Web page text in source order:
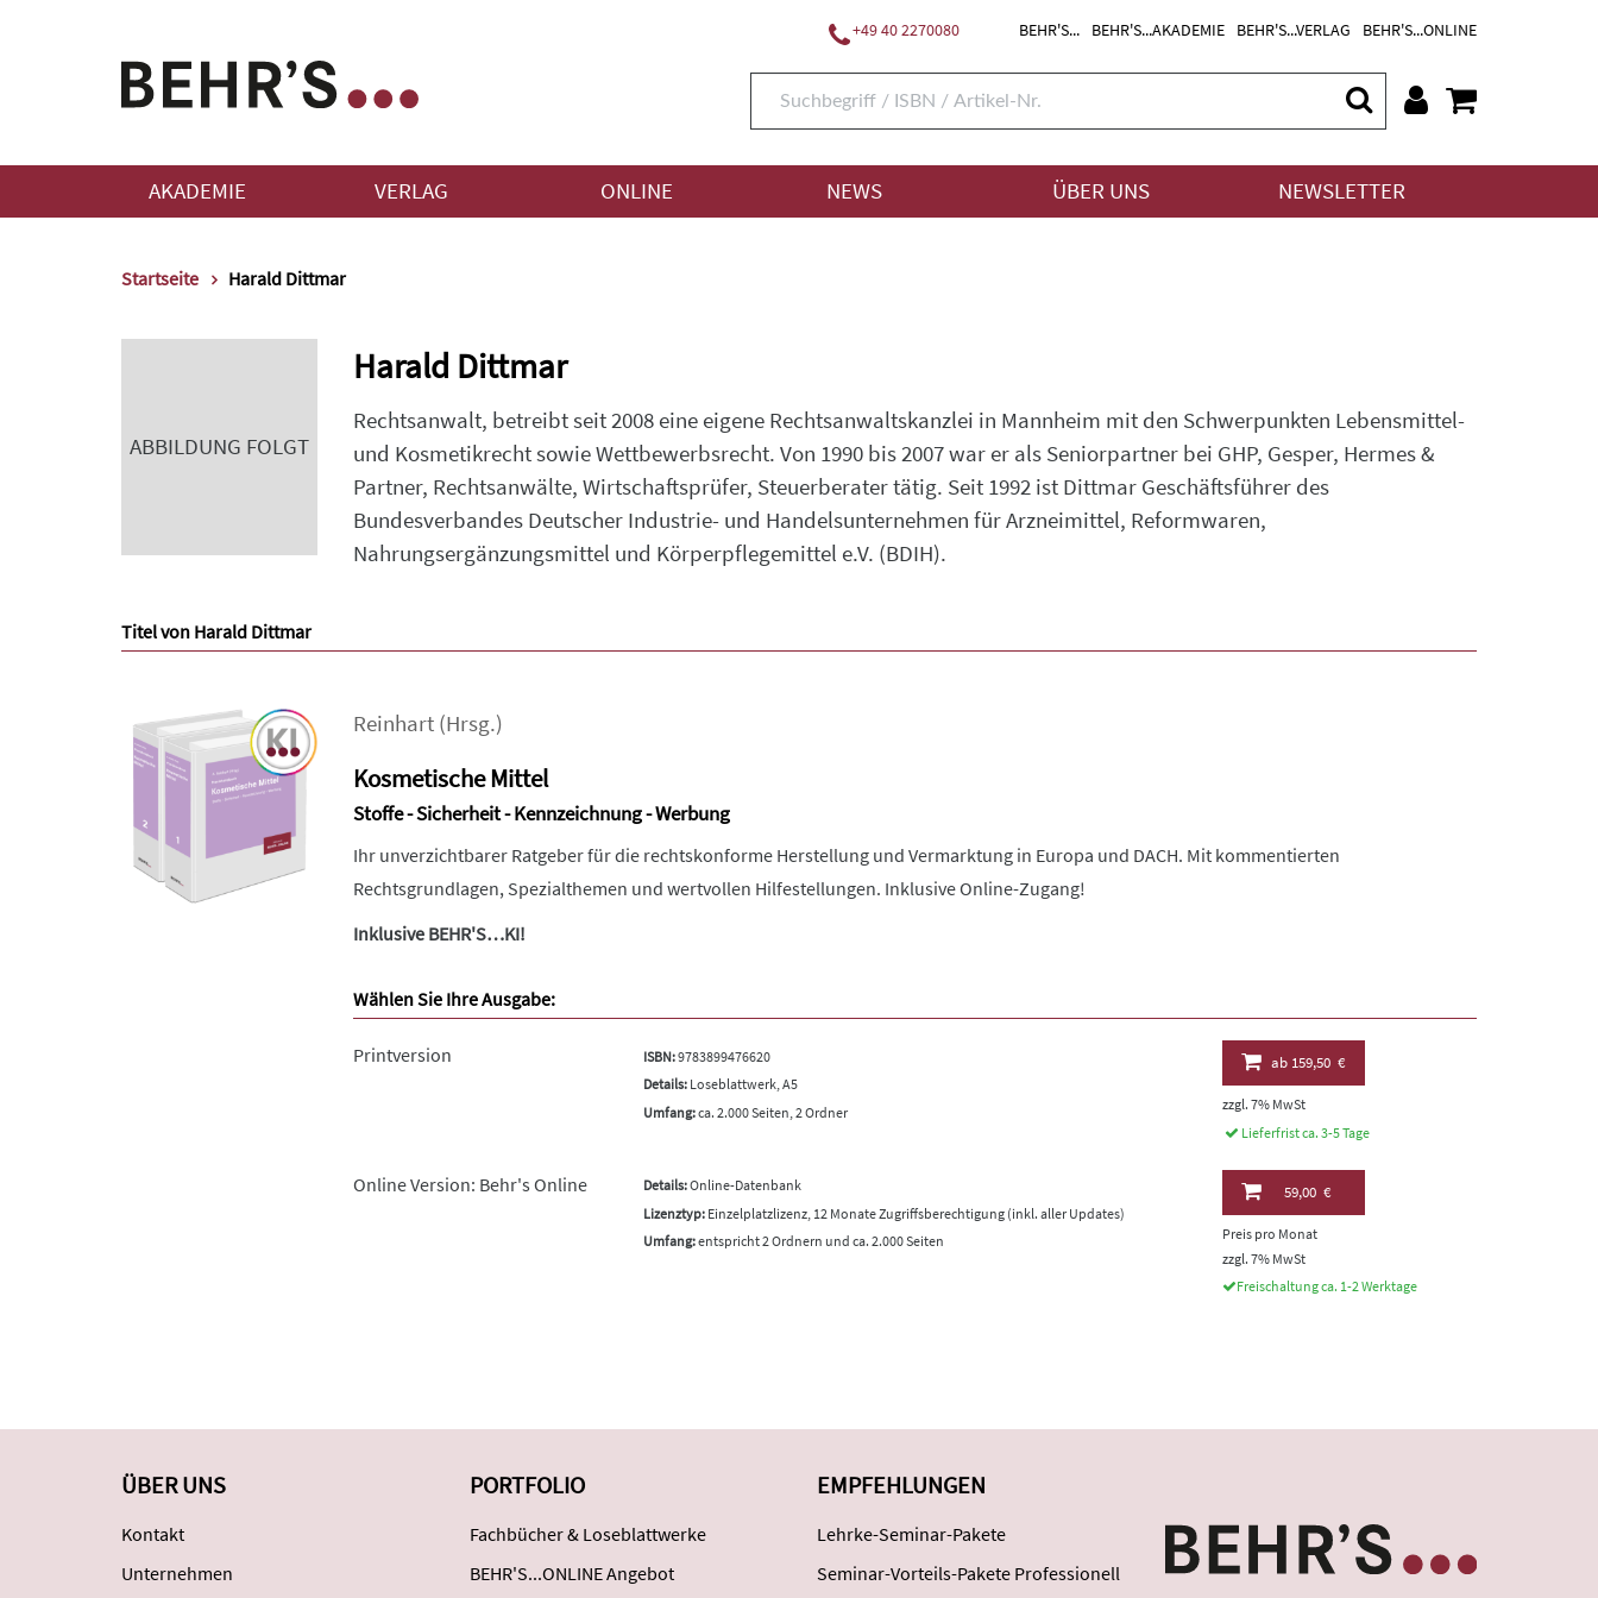
+49 40 2270080 BEHR'S... BEHR'S...AKADEMIE BEHR'S...VERLAG BEHR'S...ONLINE
AKADEMIE VERLAG ONLINE NEWS ÜBER UNS NEWSLETTER
Startseite Harald Dittmar
ABBILDUNG FOLGT
Harald Dittmar
Rechtsanwalt, betreibt seit 2008 eine eigene Rechtsanwaltskanzlei in Mannheim mit den Schwerpunkten Lebensmittel-
und Kosmetikrecht sowie Wettbewerbsrecht. Von 1990 bis 2007 war er als Seniorpartner bei GHP, Gesper, Hermes &
Partner, Rechtsanwälte, Wirtschaftsprüfer, Steuerberater tätig. Seit 1992 ist Dittmar Geschäftsführer des
Bundesverbandes Deutscher Industrie- und Handelsunternehmen für Arzneimittel, Reformwaren,
Nahrungsergänzungsmittel und Körperpflegemittel e.V. (BDIH).
Titel von Harald Dittmar
Reinhart (Hrsg.)
Kosmetische Mittel
Stoffe - Sicherheit - Kennzeichnung - Werbung
Ihr unverzichtbarer Ratgeber für die rechtskonforme Herstellung und Vermarktung in Europa und DACH. Mit kommentierten
Rechtsgrundlagen, Spezialthemen und wertvollen Hilfestellungen. Inklusive Online-Zugang!
Inklusive BEHR'S…KI!
Wählen Sie Ihre Ausgabe:
Printversion ISBN:9783899476620
Details:Loseblattwerk, A5
Umfang:ca. 2.000 Seiten, 2 Ordner
ab159,50 €
zzgl. 7% MwSt
Lieferfrist ca. 3-5 Tage
Online Version: Behr's Online Details:Online-Datenbank
Lizenztyp:Einzelplatzlizenz, 12 Monate Zugriffsberechtigung (inkl. aller Updates)
Umfang:entspricht 2 Ordnern und ca. 2.000 Seiten
59,00 €
Preis pro Monat
zzgl. 7% MwSt
Freischaltung ca. 1-2 Werktage
ÜBER UNS
Kontakt
Unternehmen
PORTFOLIO
Fachbücher & Loseblattwerke
BEHR'S...ONLINE Angebot
EMPFEHLUNGEN
Lehrke-Seminar-Pakete
Seminar-Vorteils-Pakete Professionell